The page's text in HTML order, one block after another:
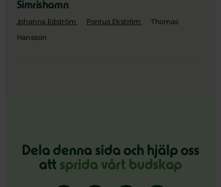
Simrishamn
Johanna Edström Pontus Ekström
Thomas
Hansson
Dela denna sida och hjälp oss
att sprida vårt budskap